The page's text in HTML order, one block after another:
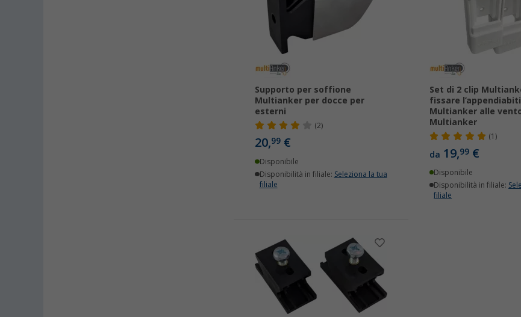
Supporto per soffione
Multianker per docce per
esterni
(2)
20,99 €
Disponibile
Disponibilità in filiale: Seleziona la tua
filiale
Set di 2 clip
fissare l’appendiabiti
Multianker alle
Multianker
(1)
da 19,99€
Disponibile
Disponibilità in filiale:
filiale